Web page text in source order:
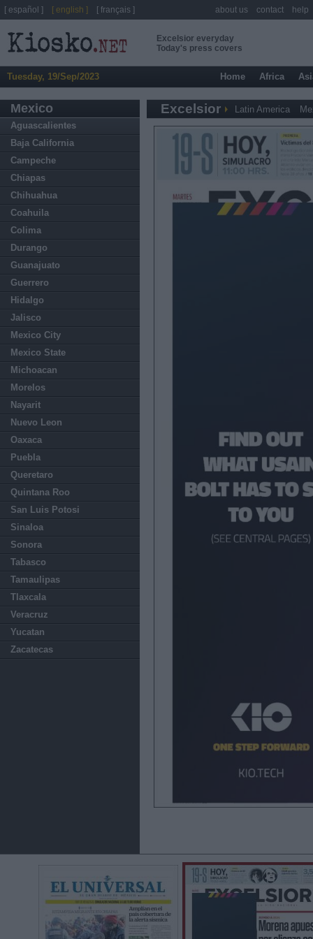
Excelsior everyday
Today's press covers
Tuesday, 19/Sep/2023 Home Africa
Mexico
Aguascalientes
Baja California
Campeche
Chiapas
Chihuahua
Coahuila
Colima
Durango
Guanajuato
Guerrero
Hidalgo
Jalisco
Mexico City
Mexico State
Michoacan
Morelos
Nayarit
Nuevo Leon
Oaxaca
Puebla
Queretaro
Quintana Roo
San Luis Potosi
Sinaloa
Sonora
Tabasco
Tamaulipas
Tlaxcala
Veracruz
Yucatan
Zacatecas
Excelsior Latin America
[ español ] [ english ] [ français ] about us contact help